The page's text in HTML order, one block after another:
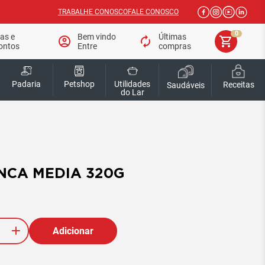
TRABALHE CONOSCOFALE CONOSCO
e
account_circle
Bem vindo
Entre
autorenew
Últimas
compras
shopping_cart
0
Padaria Petshop
Utilidades
do Lar
Saudáveis Receitas
MEDIA 320G
Adicionar